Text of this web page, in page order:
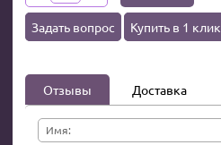
Задать вопрос Купить в 1 клик
Отзывы Доставка
Имя: